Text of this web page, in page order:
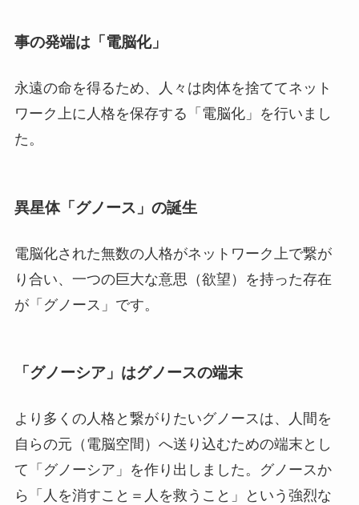
事の発端は「電脳化」
永遠の命を得るため、人々は肉体を捨ててネット
ワーク上に人格を保存する「電脳化」を行いまし
た。
異星体「グノース」の誕生
電脳化された無数の人格がネットワーク上で繋が
り合い、一つの巨大な意思（欲望）を持った存在
が「グノース」です。
「グノーシア」はグノースの端末
より多くの人格と繋がりたいグノースは、人間を
自らの元（電脳空間）へ送り込むための端末とし
て「グノーシア」を作り出しました。グノースか
ら「人を消すこと＝人を救うこと」という強烈な